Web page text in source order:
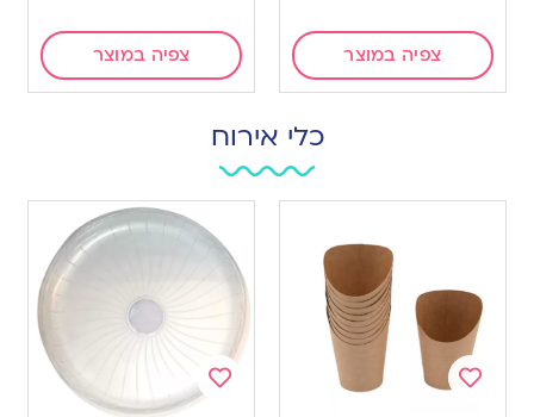
צפיה במוצר צפיה במוצר
כלי אירוח